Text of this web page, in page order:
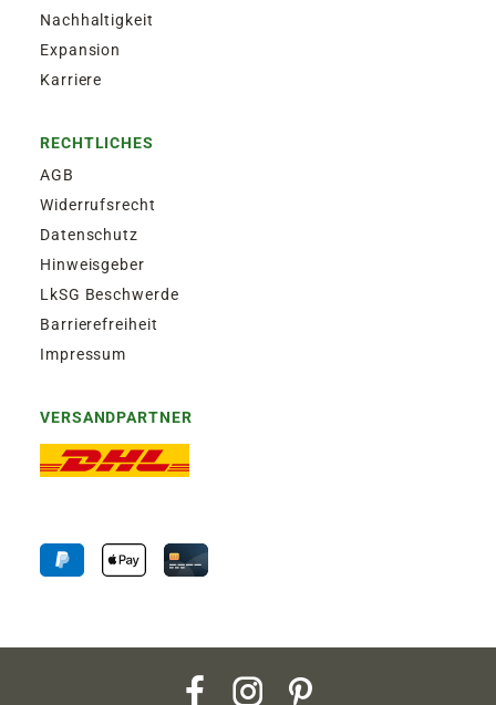
Nachhaltigkeit
Expansion
Karriere
RECHTLICHES
AGB
Widerrufsrecht
Datenschutz
Hinweisgeber
LkSG Beschwerde
Barrierefreiheit
Impressum
VERSANDPARTNER